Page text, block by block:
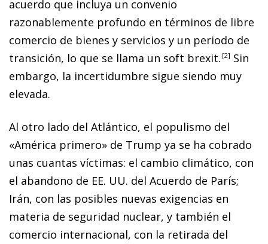
acuerdo que incluya un convenio
razonablemente profundo en términos de libre
comercio de bienes y servicios y un periodo de
transición, lo que se llama un soft brexit. 2
Sin
embargo, la incertidumbre sigue siendo muy
elevada.
Al otro lado del Atlántico, el populismo del
«América primero» de Trump ya se ha cobrado
unas cuantas víctimas: el cambio climático, con
el abandono de EE. UU. del Acuerdo de París;
Irán, con las posibles nuevas exigencias en
materia de seguridad nuclear, y también el
comercio internacional, con la retirada del